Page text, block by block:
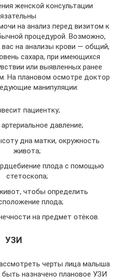
женской консультации
на анализ перед визитом к
процедурой. Возможно,
на анализы крови — общий,
сахара, при имеющихся
или выявленных ранее
На плановом осмотре доктор
манипуляции:
пациентку;
давление;
дна матки, окружность
живота;
плода с помощью
стетоскопа;
чтобы определить
плода;
на предмет отёков.
УЗИ
черты лица малыша
назначено плановое УЗИ